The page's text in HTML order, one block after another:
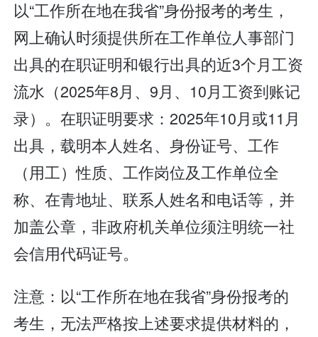
以“工作所在地在我省”身份报考的考生，
网上确认时须提供所在工作单位人事部门
出具的在职证明和银行出具的近3个月工资
流水（2025年8月、9月、10月工资到账记
录）。在职证明要求：2025年10月或11月
出具，载明本人姓名、身份证号、工作
（用工）性质、工作岗位及工作单位全
称、在青地址、联系人姓名和电话等，并
加盖公章，非政府机关单位须注明统一社
会信用代码证号。
注意：以“工作所在地在我省”身份报考的
考生，无法严格按上述要求提供材料的，